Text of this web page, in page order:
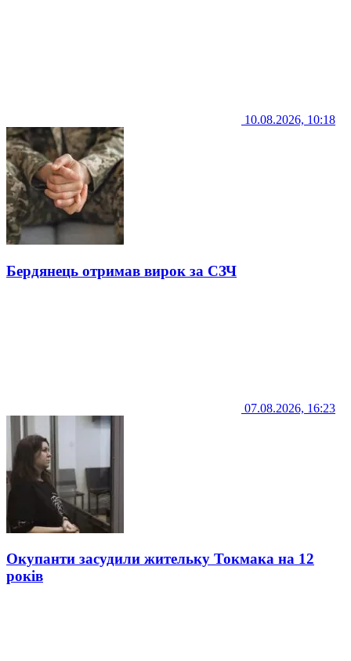
10.08.2026, 10:18
Бердянець отримав вирок за СЗЧ
07.08.2026, 16:23
Окупанти засудили жительку Токмака на 12
років